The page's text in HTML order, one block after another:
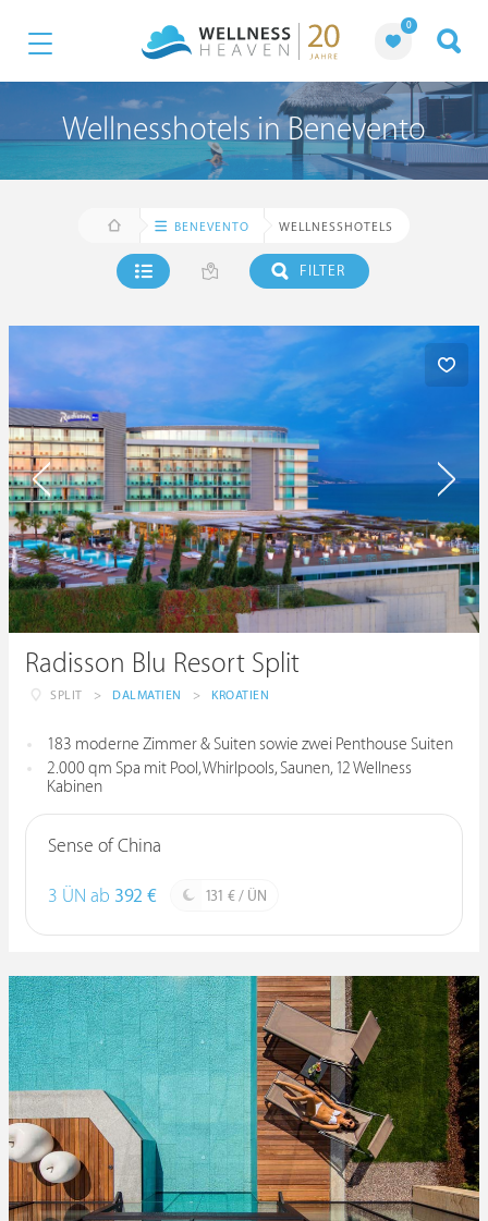
0
Wellnesshotels in Benevento
BENEVENTO WELLNESSHOTELS
FILTER
Radisson Blu Resort Split
SPLIT > DALMATIEN > KROATIEN
183 moderne Zimmer & Suiten sowie zwei Penthouse Suiten
2.000 qm Spa mit Pool, Whirlpools, Saunen, 12 Wellness
Kabinen
Sense of China
3 ÜN ab 392 € 131 € / ÜN